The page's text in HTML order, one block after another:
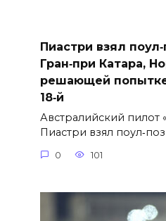
Пиастри взял
Гран‑при Катара,
решающей
18‑й
Австралийский пилот
Пиастри взял
0 101